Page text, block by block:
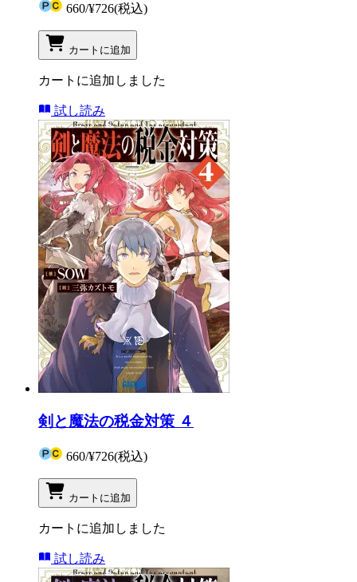
660/¥726(税込)
カートに追加
カートに追加しました
試し読み
剣と魔法の税金対策 ４
660/¥726(税込)
カートに追加
カートに追加しました
試し読み